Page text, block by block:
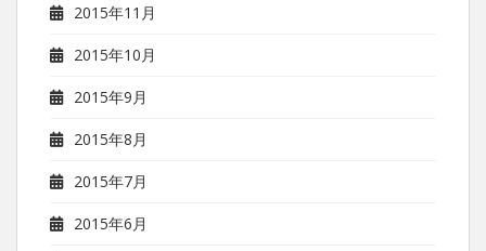
2015年11月
2015年10月
2015年9月
2015年8月
2015年7月
2015年6月